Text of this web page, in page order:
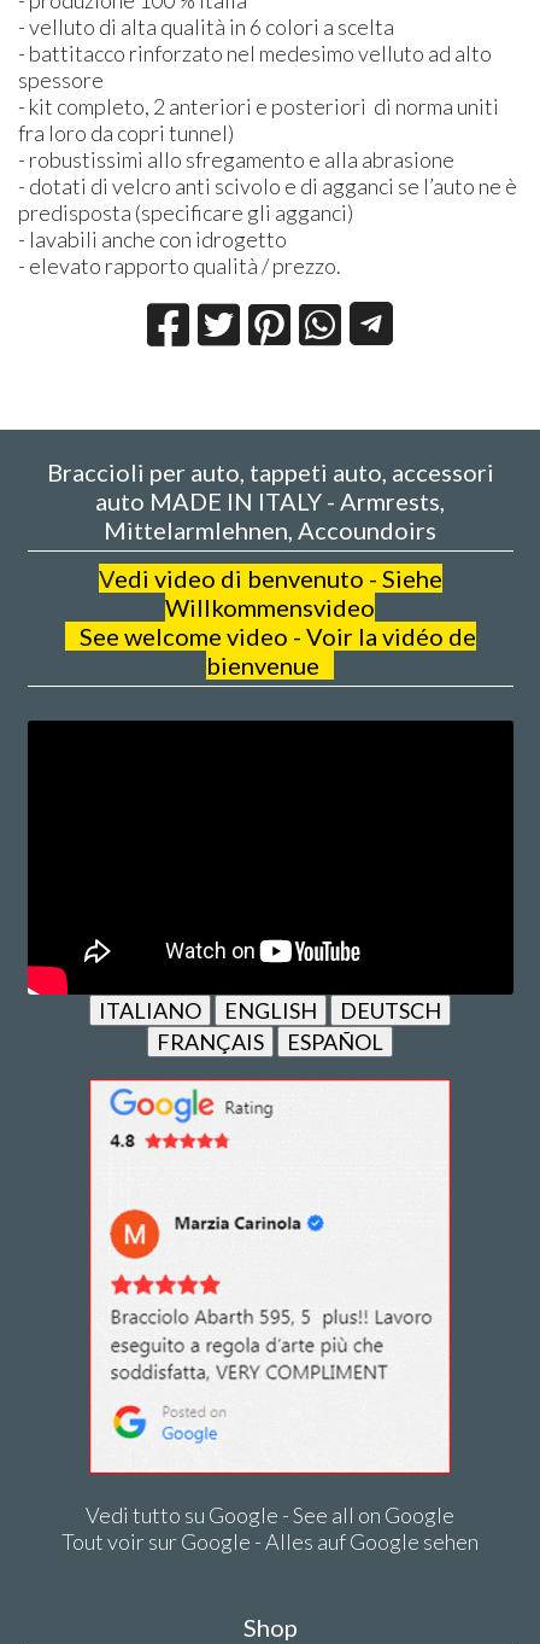
- velluto di alta qualità in 6 colori a scelta
- battitacco rinforzato nel medesimo velluto ad alto
spessore
- kit completo, 2 anteriori e posteriori di norma uniti
fra loro da copri tunnel)
- robustissimi allo sfregamento e alla abrasione
- dotati di velcro anti scivolo e di agganci se l’auto ne è
predisposta (specificare gli agganci)
- lavabili anche con idrogetto
- elevato rapporto qualità / prezzo.
Braccioli per auto, tappeti auto, accessori
auto MADE IN ITALY - Armrests,
Mittelarmlehnen, Accoundoirs
Vedi video di benvenuto - Siehe
Willkommensvideo
See welcome video - Voir la vidéo de
bienvenue
ITALIANO ENGLISH
DEUTSCH
FRANÇAIS
ESPAÑOL
Vedi tutto su Google - See all on Google
Tout voir sur Google - Alles auf Google sehen
Shop